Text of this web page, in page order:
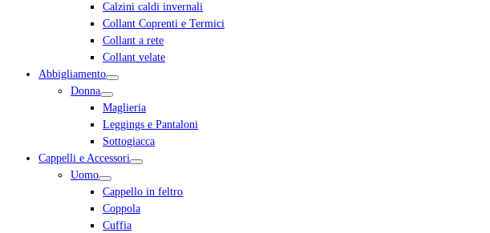
Calzini caldi invernali
Collant Coprenti e Termici
Collant a rete
Collant velate
Abbigliamento
Donna
Maglieria
Leggings e Pantaloni
Sottogiacca
Cappelli e Accessori
Uomo
Cappello in feltro
Coppola
Cuffia